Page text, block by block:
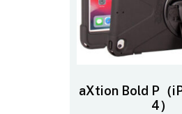
aXtion Bold P（
4）